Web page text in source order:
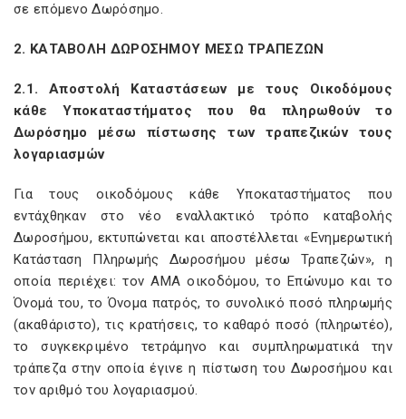
σε επόμενο Δωρόσημο.
2. ΚΑΤΑΒΟΛΗ ΔΩΡΟΣΗΜΟΥ ΜΕΣΩ ΤΡΑΠΕΖΩΝ
2.1. Αποστολή Καταστάσεων με τους Οικοδόμους
κάθε Υποκαταστήματος που θα πληρωθούν το
Δωρόσημο μέσω πίστωσης των τραπεζικών τους
λογαριασμών
Για τους οικοδόμους κάθε Υποκαταστήματος που
εντάχθηκαν στο νέο εναλλακτικό τρόπο καταβολής
Δωροσήμου, εκτυπώνεται και αποστέλλεται «Ενημερωτική
Κατάσταση Πληρωμής Δωροσήμου μέσω Τραπεζών», η
οποία περιέχει: τον ΑΜΑ οικοδόμου, το Επώνυμο και το
Όνομά του, το Όνομα πατρός, το συνολικό ποσό πληρωμής
(ακαθάριστο), τις κρατήσεις, το καθαρό ποσό (πληρωτέο),
το συγκεκριμένο τετράμηνο και συμπληρωματικά την
τράπεζα στην οποία έγινε η πίστωση του Δωροσήμου και
τον αριθμό του λογαριασμού.